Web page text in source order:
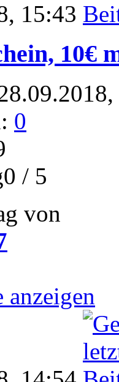
15:43
10€
0
/ 5
von
anzeigen